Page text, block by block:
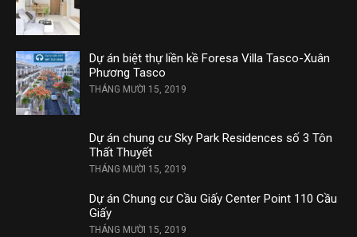
Dự án biệt thự liền kề Foresa Villa Tasco-Xuân
Phương Tasco
THÁNG MƯỜI 15, 2019
Dự án chung cư Sky Park Residences số 3 Tôn
Thất Thuyết
THÁNG MƯỜI 15, 2019
Dự án Chung cư Cầu Giấy Center Point 110 Cầu
Giấy
THÁNG MƯỜI 15, 2019